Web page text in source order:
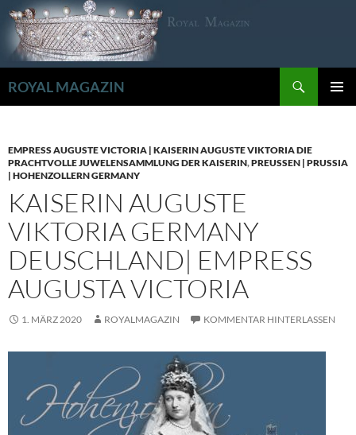
Zum
Inhalt
springen
ROYAL MAGAZIN
EMPRESS AUGUSTE VICTORIA | KAISERIN AUGUSTE VIKTORIA DIE
PRACHTVOLLE JUWELENSAMMLUNG DER KAISERIN,PREUSSEN | PRUSSIA
| HOHENZOLLERN GERMANY
KAISERIN AUGUSTE
VIKTORIA GERMANY
DEUSCHLAND| EMPRESS
AUGUSTA VICTORIA
1. MÄRZ 2020 ROYALMAGAZIN KOMMENTAR HINTERLASSEN